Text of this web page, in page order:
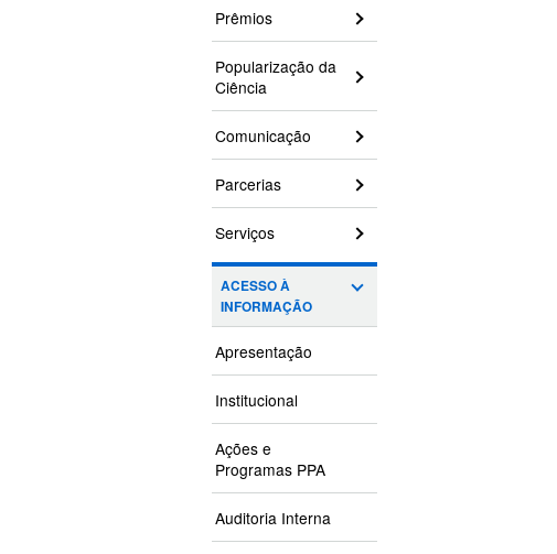
Prêmios
Popularização da
Ciência
Comunicação
Parcerias
Serviços
ACESSO À
INFORMAÇÃO
Apresentação
Institucional
Ações e
Programas PPA
Auditoria Interna